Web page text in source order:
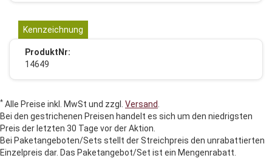
Kennzeichnung
ProduktNr:
14649
* Alle Preise inkl. MwSt und zzgl. Versand
Bei den gestrichenen Preisen handelt es sich um den niedrigsten
Preis der letzten 30 Tage vor der Aktion.
Bei Paketangeboten/Sets stellt der Streichpreis den unrabattierten
Einzelpreis dar. Das Paketangebot/Set ist ein Mengenrabatt.